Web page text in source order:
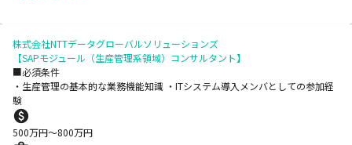
株式会社NTTデータグローバルソリューションズ
【SAPモジュール（生産管理系領域）コンサルタント】
■必須条件
・生産管理の基本的な業務機能知識 ・ITシステム導入メンバとしての参加経
験
500万円〜800万円